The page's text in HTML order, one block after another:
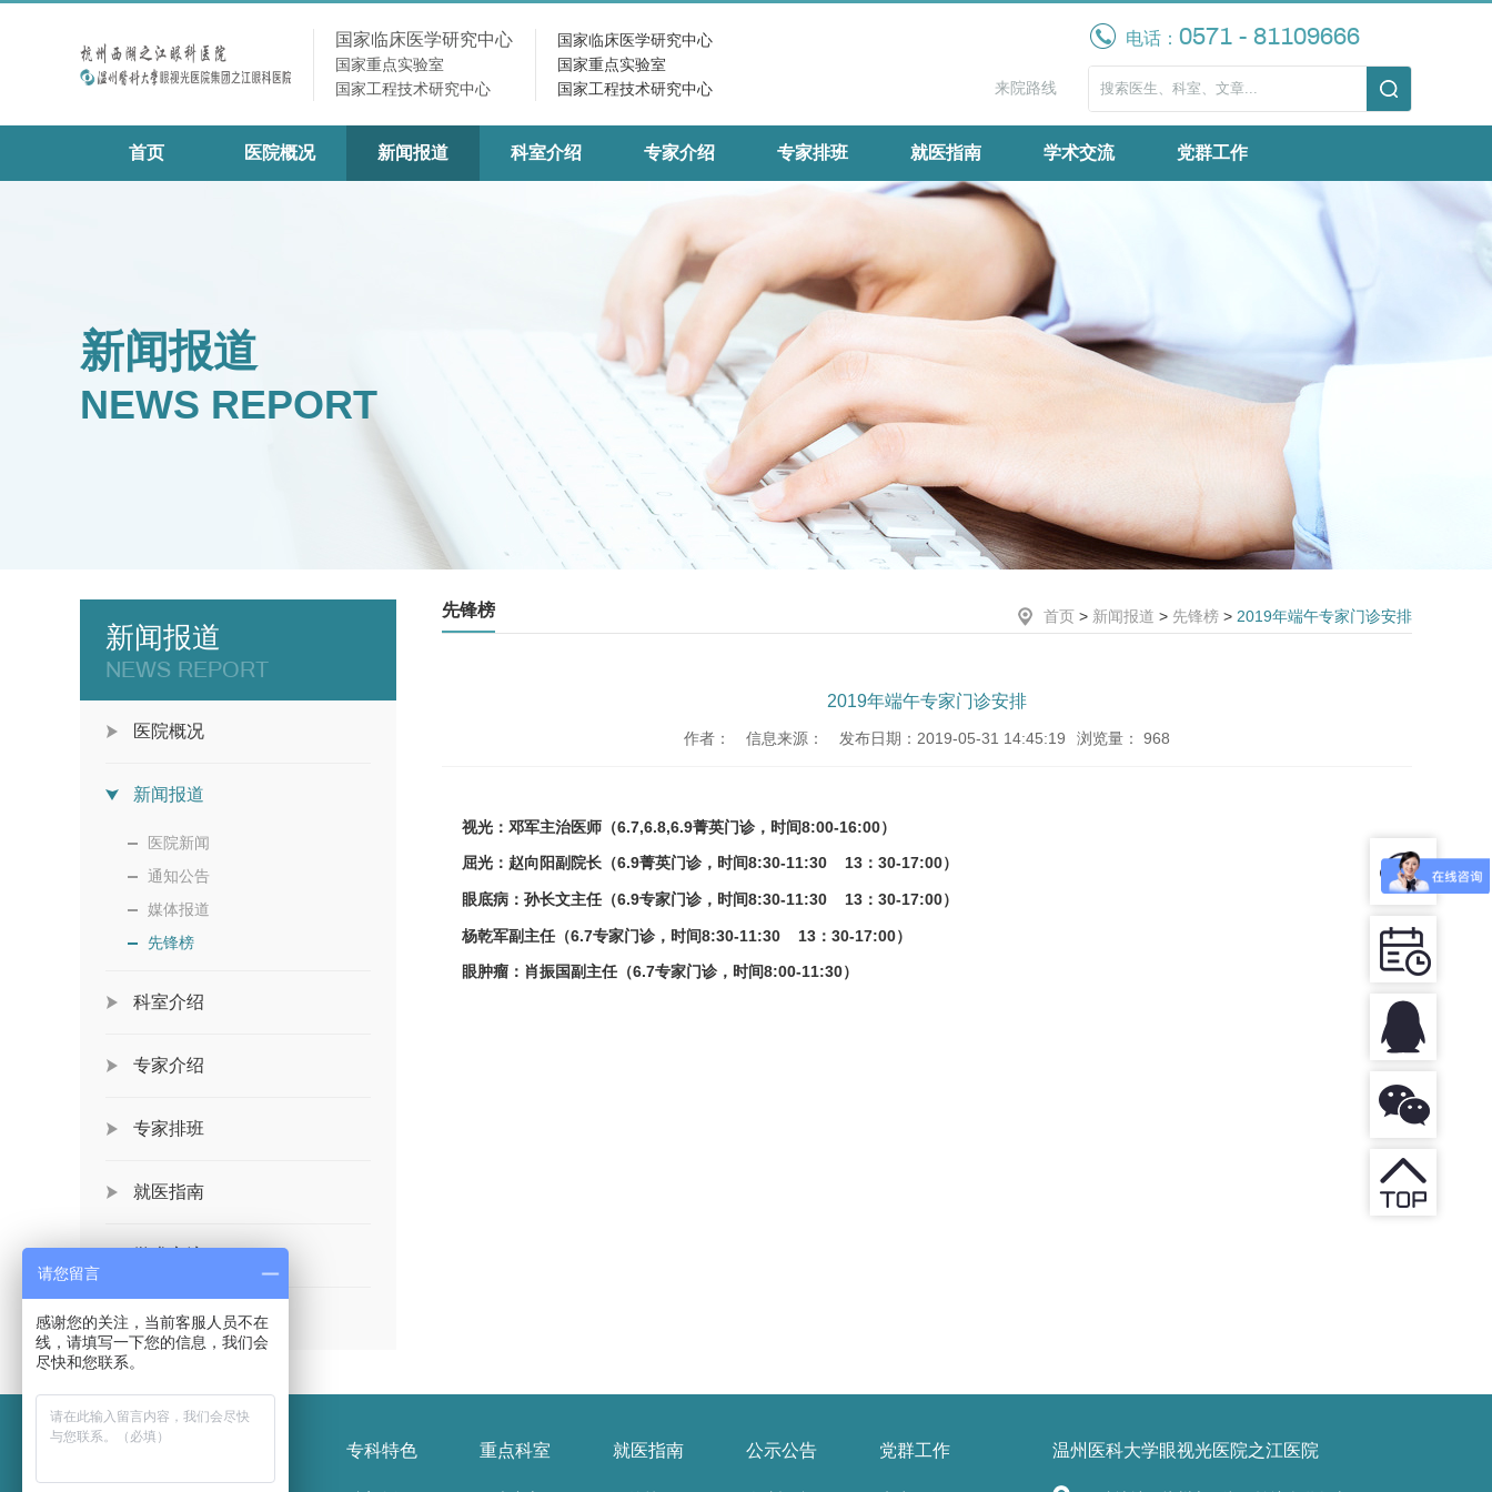
国家临床医学研究中心
国家重点实验室
国家工程技术研究中心
国家临床医学研究中心
国家重点实验室
国家工程技术研究中心
电话： 0571 - 81109666
来院路线
首页 医院概况 新闻报道 科室介绍 专家介绍 专家排班 就医指南 学术交流 党群工作
新闻报道
NEWS REPORT
新闻报道
NEWS REPORT
医院概况
新闻报道
医院新闻
通知公告
媒体报道
先锋榜
科室介绍
专家介绍
专家排班
就医指南
党群工作
先锋榜 首页 > 新闻报道 > 先锋榜 > 2019年端午专家门诊安排
2019年端午专家门诊安排
作者： 信息来源： 发布日期：2019-05-31 14:45:19 浏览量：968
视光：邓军主治医师（6.7,6.8,6.9菁英门诊，时间8:00-16:00）
屈光：赵向阳副院长（6.9菁英门诊，时间8:30-11:30 13：30-17:00）
眼底病：孙长文主任（6.9专家门诊，时间8:30-11:30 13：30-17:00）
杨乾军副主任（6.7专家门诊，时间8:30-11:30 13：30-17:00）
眼肿瘤：肖振国副主任（6.7专家门诊，时间8:00-11:30）
专科特色 重点科室 就医指南 公示公告 党群工作 温州医科大学眼视光医院之江医院
请您留言
感谢您的关注，当前客服人员不在
线，请填写一下您的信息，我们会
尽快和您联系。